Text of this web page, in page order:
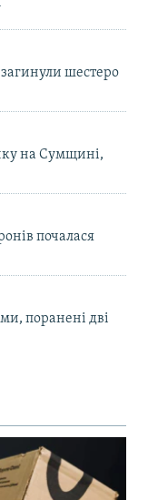
загинули шестеро
на Сумщині,
почалася
поранені дві